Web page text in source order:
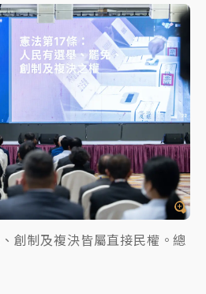
創制及複決皆屬直接民權。總